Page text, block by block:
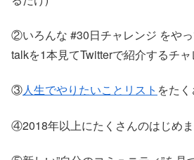
②いろんな #30日チャレンジ をや
talkを1本見てTwitterで紹介するチ
③人生でやりたいことリスト をた
④2018年以上にたくさんのはじめ